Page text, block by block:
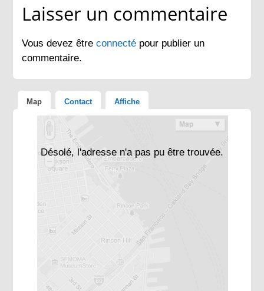
Laisser un commentaire
Vous devez êtreconnecté pour publier un
commentaire.
Map Contact Affiche
Désolé, l'adresse n'a pas pu être trouvée.